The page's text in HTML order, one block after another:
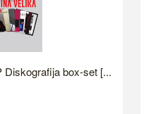
Diskografija box-set [...